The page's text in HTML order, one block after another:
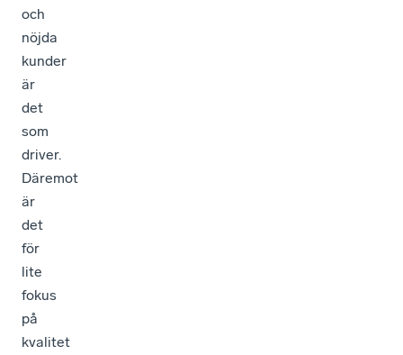
och
nöjda
kunder
är
det
som
driver.
Däremot
är
det
för
lite
fokus
på
kvalitet